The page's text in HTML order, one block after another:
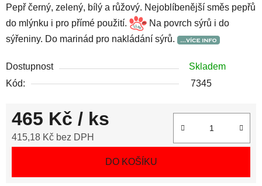
Pepř černý, zelený, bílý a růžový. Nejoblíbenější směs pepřů
do mlýnku i pro přímé použití.
Na povrch sýrů i do
sýřeniny. Do marinád pro nakládání sýrů.
Dostupnost
Skladem
Kód:
7345
465 Kč / ks
415,18 Kč bez DPH
DO KOŠÍKU